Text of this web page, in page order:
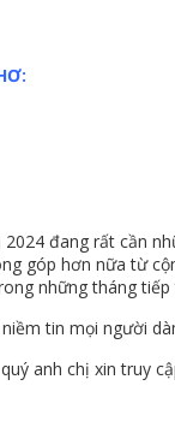
đang rất cần
góp hơn nữa từ
những tháng tiếp
tin mọi người
anh chị xin truy